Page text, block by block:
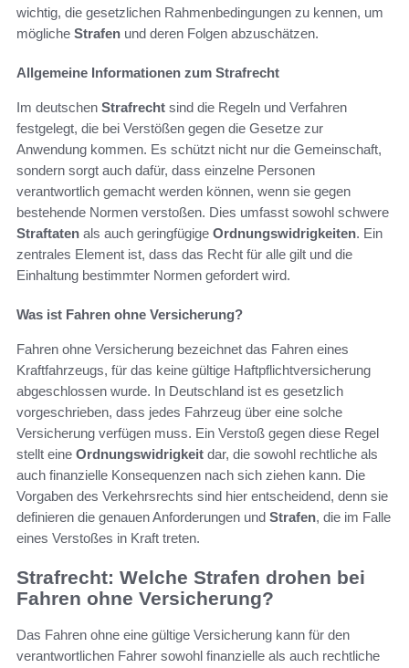
wichtig, die gesetzlichen Rahmenbedingungen zu kennen, um
mögliche Strafen und deren Folgen abzuschätzen.
Allgemeine Informationen zum Strafrecht
Im deutschen Strafrecht sind die Regeln und Verfahren
festgelegt, die bei Verstößen gegen die Gesetze zur
Anwendung kommen. Es schützt nicht nur die Gemeinschaft,
sondern sorgt auch dafür, dass einzelne Personen
verantwortlich gemacht werden können, wenn sie gegen
bestehende Normen verstoßen. Dies umfasst sowohl schwere
Straftaten als auch geringfügige Ordnungswidrigkeiten. Ein
zentrales Element ist, dass das Recht für alle gilt und die
Einhaltung bestimmter Normen gefordert wird.
Was ist Fahren ohne Versicherung?
Fahren ohne Versicherung bezeichnet das Fahren eines
Kraftfahrzeugs, für das keine gültige Haftpflichtversicherung
abgeschlossen wurde. In Deutschland ist es gesetzlich
vorgeschrieben, dass jedes Fahrzeug über eine solche
Versicherung verfügen muss. Ein Verstoß gegen diese Regel
stellt eine Ordnungswidrigkeit dar, die sowohl rechtliche als
auch finanzielle Konsequenzen nach sich ziehen kann. Die
Vorgaben des Verkehrsrechts sind hier entscheidend, denn sie
definieren die genauen Anforderungen und Strafen, die im Falle
eines Verstoßes in Kraft treten.
Strafrecht: Welche Strafen drohen bei
Fahren ohne Versicherung?
Das Fahren ohne eine gültige Versicherung kann für den
verantwortlichen Fahrer sowohl finanzielle als auch rechtliche